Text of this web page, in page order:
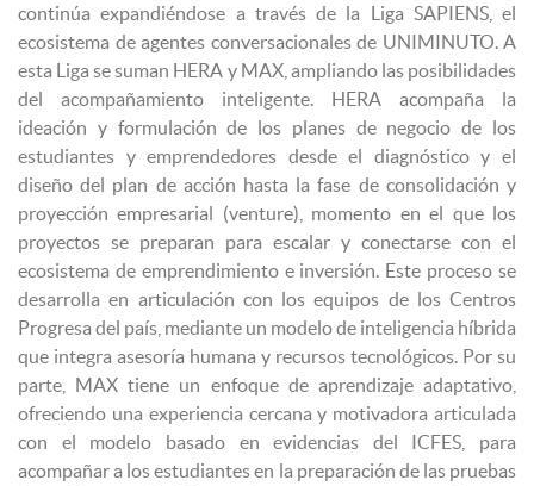
continúa expandiéndose a través de la Liga SAPIENS, el
ecosistema de agentes conversacionales de UNIMINUTO. A
esta Liga se suman HERA y MAX, ampliando las posibilidades
del acompañamiento inteligente. HERA acompaña la
ideación y formulación de los planes de negocio de los
estudiantes y emprendedores desde el diagnóstico y el
diseño del plan de acción hasta la fase de consolidación y
proyección empresarial (venture), momento en el que los
proyectos se preparan para escalar y conectarse con el
ecosistema de emprendimiento e inversión. Este proceso se
desarrolla en articulación con los equipos de los Centros
Progresa del país, mediante un modelo de inteligencia híbrida
que integra asesoría humana y recursos tecnológicos. Por su
parte, MAX tiene un enfoque de aprendizaje adaptativo,
ofreciendo una experiencia cercana y motivadora articulada
con el modelo basado en evidencias del ICFES, para
acompañar a los estudiantes en la preparación de las pruebas